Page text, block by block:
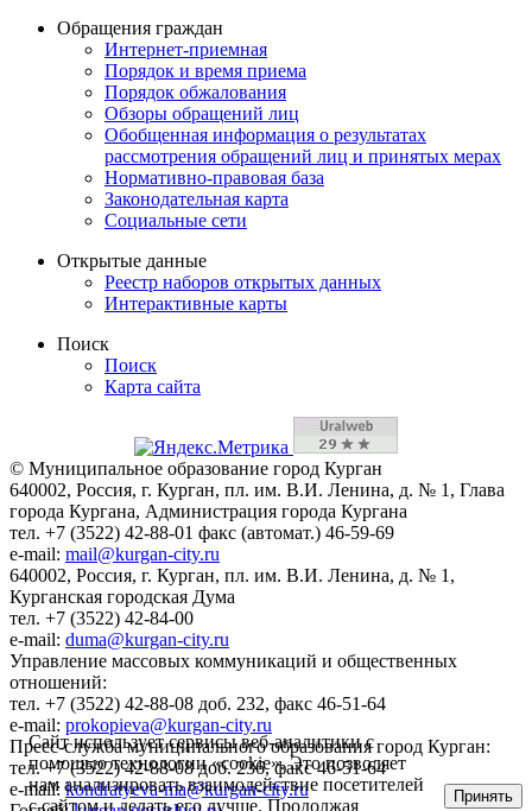
Обращения граждан
Интернет-приемная
Порядок и время приема
Порядок обжалования
Обзоры обращений лиц
Обобщенная информация о результатах
рассмотрения обращений лиц и принятых мерах
Нормативно-правовая база
Законодательная карта
Социальные сети
Открытые данные
Реестр наборов открытых данных
Интерактивные карты
Поиск
Поиск
Карта сайта
© Муниципальное образование город Курган
640002, Россия, г. Курган, пл. им. В.И. Ленина, д. № 1, Глава
города Кургана, Администрация города Кургана
тел. +7 (3522) 42-88-01 факс (автомат.) 46-59-69
e-mail: mail@kurgan-city.ru
640002, Россия, г. Курган, пл. им. В.И. Ленина, д. № 1,
Курганская городская Дума
тел. +7 (3522) 42-84-00
e-mail: duma@kurgan-city.ru
Управление массовых коммуникаций и общественных
отношений:
тел. +7 (3522) 42-88-08 доб. 232, факс 46-51-64
e-mail: prokopieva@kurgan-city.ru
Пресс-служба муниципального образования город Курган:
тел. +7 (3522) 42-88-08 доб. 236, факс 46-51-64
e-mail:kondratyeva-ma@kurgan-city.ru
Сайт использует сервисы веб-аналитики с
помощью технологии «cookie». Это позволяет
нам анализировать взаимодействие посетителей
с сайтом и делать его лучше. Продолжая
Принять